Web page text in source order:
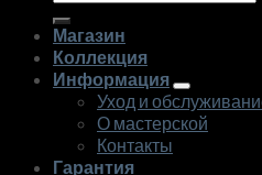
Магазин
Коллекция
Информация
Уход и
О мастерской
Контакты
Гарантия